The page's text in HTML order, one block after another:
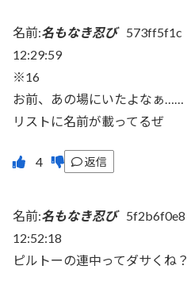
名前:名もなき忍び 573ff5f1c
12:29:59
※16
お前、あの場にいたよなぁ……
リストに名前が載ってるぜ
返信
名前:名もなき忍び 5f2b6f0e8
12:52:18
ピルトーの連中ってダサくね？